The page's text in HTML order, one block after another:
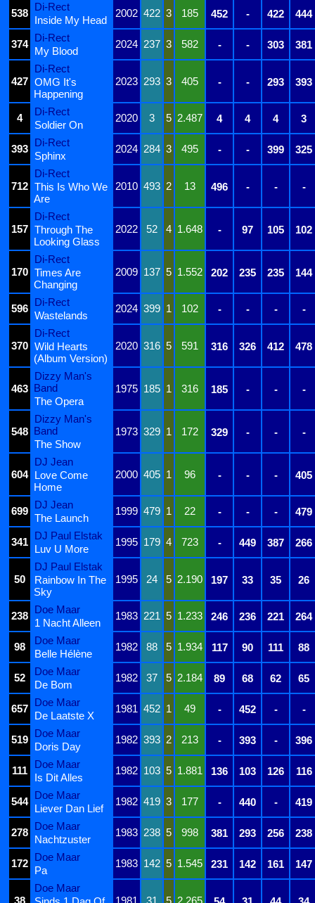
538
Di-Rect
2002 422 3 185 452 - 422 444
Inside My Head
374
Di-Rect
2024 237 3 582 - - 303 381
My Blood
427
Di-Rect
2023 293 3 405 - - 293 393
OMG It's
Happening
4
Di-Rect
2020 3 5 2.487 4 4 4 3
Soldier On
393
Di-Rect
2024 284 3 495 - - 399 325
Sphinx
712
Di-Rect
2010 493 2 13 496 - - -
This Is Who We
Are
157
Di-Rect
2022
52 4 1.648 - 97 105 102
Through The
Looking Glass
170
Di-Rect
2009 137 5 1.552 202 235 235 144
Times Are
Changing
596
Di-Rect
2024 399 1 102 - - - -
Wastelands
370
Di-Rect
2020 316 5 591 316 326 412 478
Wild Hearts
(Album Version)
463
Dizzy Man's
Band
1975 185 1 316 185 - -
-
The Opera
548
Dizzy Man's
Band
1973 329 1 172 329 - -
-
The Show
604
DJ Jean
2000 405 1 96 - - - 405
Love Come
Home
699
DJ Jean
1999 479 1 22 - - - 479
The Launch
341
DJ Paul Elstak
1995 179 4 723 - 449 387 266
Luv U More
50
DJ Paul Elstak
1995
24 5 2.190 197 33 35 26
Rainbow In The
Sky
238
Doe Maar
1983 221 5 1.233 246 236 221 264
1 Nacht Alleen
98
Doe Maar
1982 88 5 1.934 117 90 111 88
Belle Hélène
52
Doe Maar
1982 37 5 2.184 89 68 62 65
De Bom
657
Doe Maar
1981 452 1 49 - 452 - -
De Laatste X
519
Doe Maar
1982 393 2 213 - 393 - 396
Doris Day
111
Doe Maar
1982 103 5 1.881 136 103 126 116
Is Dit Alles
544
Doe Maar
1982 419 3 177 - 440 - 419
Liever Dan Lief
278
Doe Maar
1983 238 5 998 381 293 256 238
Nachtzuster
172
Doe Maar
1983 142 5 1.545 231 142 161 147
Pa
Doe Maar